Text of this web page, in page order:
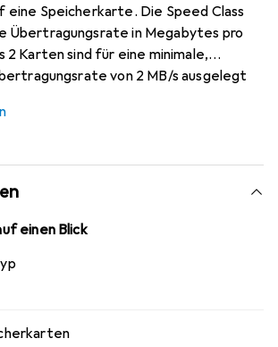
Speicherkarte. Die Speed Class
Übertragungsrate in Megabytes pro
2 Karten sind für eine minimale,
von 2 MB/s ausgelegt
10 MB/s. Die
HD-Video (1080p) wird mindestens
einen Blick